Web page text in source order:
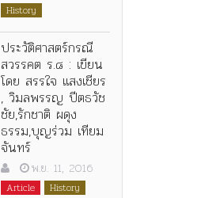
History
ประวัติศาสตร์กรณี
สวรรคต ร.๘ : เขียน
โดย สรรใจ แสงเชียร
, วิมลพรรญ ปีตธวัช
ชัย,รักชาติ ผดุง
ธรรม,บุญร่วม เทียม
จันทร์
พ.ย. 11, 2016
Article History